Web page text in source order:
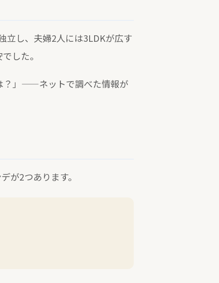
立し、夫婦2人には3LDKが広す
した。
？」——ネットで調べた情報が
が2つあります。